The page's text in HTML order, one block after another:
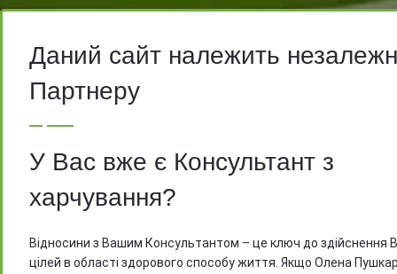
Даний сайт належить
Партнеру
У Вас вже є Консультант з
харчування?
Відносини з Вашим Консультантом – це ключ до здійснення
цілей в області здорового способу життя. Якщо Олена
На вимогу компанії Herbalife, ми
відкрити доступ до цін тільки після
реєстрації